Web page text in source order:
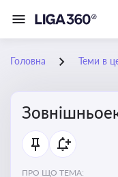
Головна Теми в
ПРО ЩО ТЕМА: